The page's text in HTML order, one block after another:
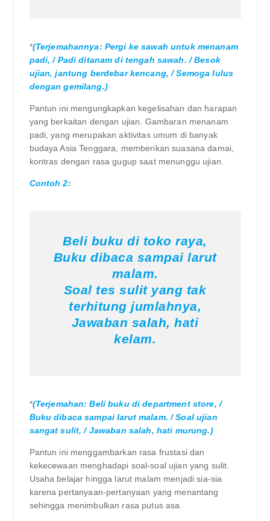
*(Terjemahannya: Pergi ke sawah untuk menanam
padi, / Padi ditanam di tengah sawah. / Besok
ujian, jantung berdebar kencang, / Semoga lulus
dengan gemilang.)
Pantun ini mengungkapkan kegelisahan dan harapan
yang berkaitan dengan ujian. Gambaran menanam
padi, yang merupakan aktivitas umum di banyak
budaya Asia Tenggara, memberikan suasana damai,
kontras dengan rasa gugup saat menunggu ujian.
Contoh 2:
Beli buku di toko raya,
Buku dibaca sampai larut
malam.
Soal tes sulit yang tak
terhitung jumlahnya,
Jawaban salah, hati
kelam.
*(Terjemahan: Beli buku di department store, /
Buku dibaca sampai larut malam. / Soal ujian
sangat sulit, / Jawaban salah, hati murung.)
Pantun ini menggambarkan rasa frustasi dan
kekecewaan menghadapi soal-soal ujian yang sulit.
Usaha belajar hingga larut malam menjadi sia-sia
karena pertanyaan-pertanyaan yang menantang
sehingga menimbulkan rasa putus asa.